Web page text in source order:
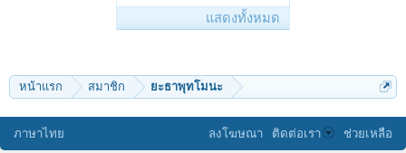
แสดงทั้งหมด
หน้าแรก สมาชิก ยะธาพุทโมนะ
ภาษาไทย ลงโฆษณา ติดต่อเรา ช่วยเหลือ